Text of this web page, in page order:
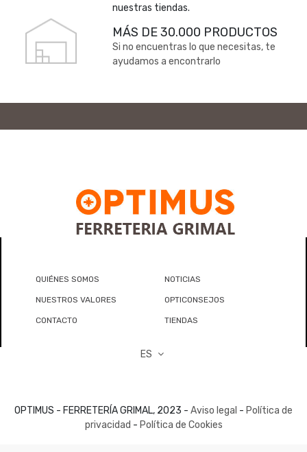
nuestras tiendas.
MÁS DE 30.000 PRODUCTOS
Si no encuentras lo que necesitas, te
ayudamos a encontrarlo
QUIÉNES SOMOS NOTICIAS
NUESTROS VALORES OPTICONSEJOS
CONTACTO TIENDAS
ES
OPTIMUS - FERRETERÍA GRIMAL, 2023 - Aviso legal - Política de
privacidad - Política de Cookies